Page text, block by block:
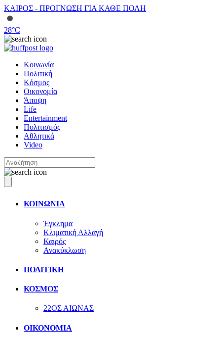
ΚΑΙΡΟΣ - ΠΡΟΓΝΩΣΗ ΓΙΑ ΚΑΘΕ ΠΟΛΗ
28°C
Κοινωνία
Πολιτική
Κόσμος
Οικονομία
Άποψη
Life
Entertainment
Πολιτισμός
Αθλητικά
Video
ΚΟΙΝΩΝΙΑ
Έγκλημα
Κλιματική Αλλαγή
Καιρός
Ανακύκλωση
ΠΟΛΙΤΙΚΗ
ΚΟΣΜΟΣ
22ΟΣ ΑΙΩΝΑΣ
ΟΙΚΟΝΟΜΙΑ